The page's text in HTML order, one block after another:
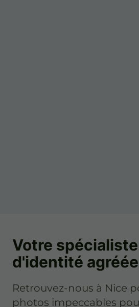
Votre
d'identité agréée
Retrouvez-nous à Nice
photos impeccables